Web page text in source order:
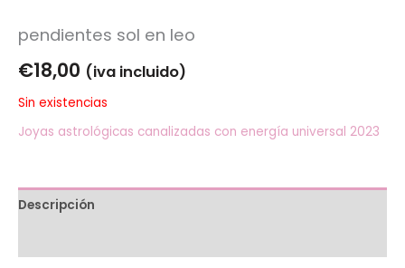
pendientes sol en leo
€18,00 (iva incluido)
Sin existencias
Joyas astrológicas canalizadas con energía universal 2023
Descripción